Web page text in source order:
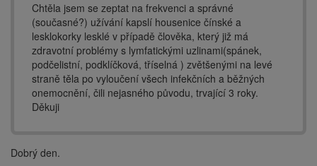
Chtěla jsem se zeptat na frekvenci a správné
(současné?) užívání kapslí housenice čínské a
lesklokorky lesklé v případě člověka, který již má
zdravotní problémy s lymfatickými uzlinami(spánek,
podčelistní, podklíčková, tříselná ) zvětšenými na levé
straně těla po vyloučení všech infekčních a běžných
onemocnění, čili nejasného původu, trvající 3 roky.
Děkuji
Dobrý den.